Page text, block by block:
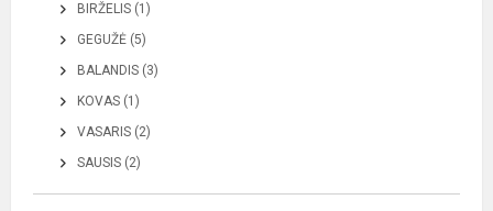
BIRŽELIS (1)
GEGUŽĖ (5)
BALANDIS (3)
KOVAS (1)
VASARIS (2)
SAUSIS (2)